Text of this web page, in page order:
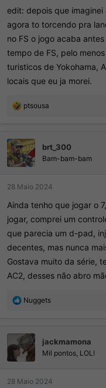
edit: depois que imaginei
agora to torcendo pra
no FS o jogo acaba
tempo de FS, pelo
turisticos de Yokohama,
locais que eu ja morei.
R
ç
õ
e
s
ptsousa
brt_300
Bam-bam-bam
28 Maio 2024
Ainda tenho que jogar o
jogar, comprei um
que parecia um d-pad,
decentes, mas nunca
Gostava muito da série,
AC2, desses não abro
R
ç
õ
e
s
Nuggets
jackmamona
Mil pontos, LOL!
28 Maio 2024